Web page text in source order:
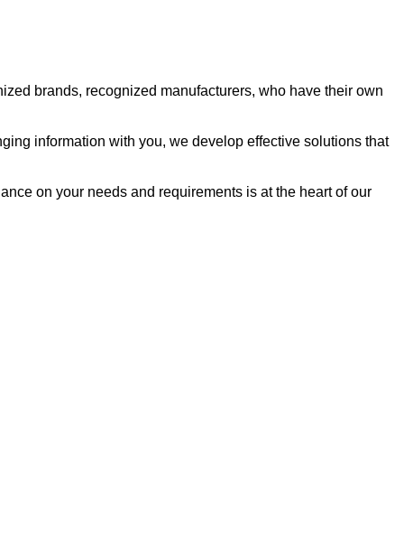
brands, recognized manufacturers, who have their own
information with you, we develop effective solutions that
on your needs and requirements is at the heart of our